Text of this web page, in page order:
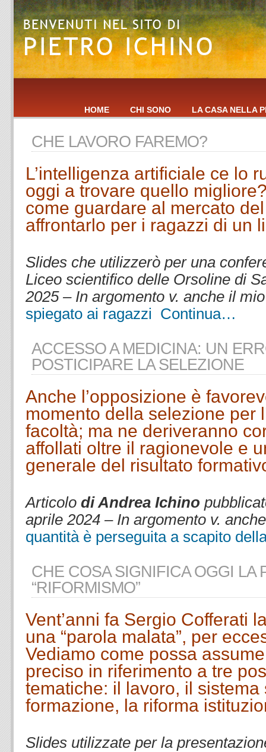
HOME CHI SONO LA CASA NELLA
CHE LAVORO FAREMO?
L’intelligenza artificiale ce lo
oggi a trovare quello
come guardare al mercato
affrontarlo per i ragazzi di un
Slides che utilizzerò per una
Liceo scientifico delle Orsoline di
2025 – In argomento v. anche il
spiegato ai ragazzi
Continua…
ACCESSO A MEDICINA: UN
POSTICIPARE LA SELEZIONE
Anche l’opposizione è
momento della selezione per
facoltà; ma ne deriveranno
affollati oltre il ragionevole e
generale del risultato
Articolo di Andrea Ichino
aprile 2024 – In argomento v.
quantità è perseguita a scapito
CHE COSA SIGNIFICA OGGI LA
“RIFORMISMO”
Vent’anni fa Sergio Cofferati
una “parola malata”, per
Vediamo come possa
preciso in riferimento a tre
tematiche: il lavoro, il
formazione, la riforma
Slides utilizzate per la